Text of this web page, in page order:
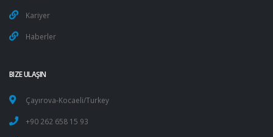
Kariyer
Haberler
BIZE ULAŞIN
Çayırova-Kocaeli/Turkey
+90 262 658 15 93